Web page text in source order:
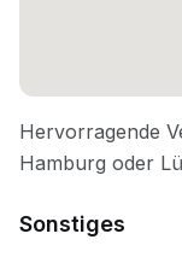
Sonstiges